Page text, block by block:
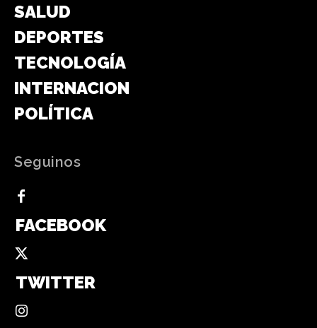
SALUD
DEPORTES
TECNOLOGÍA
INTERNACIONAL
POLÍTICA
Seguinos
FACEBOOK
TWITTER